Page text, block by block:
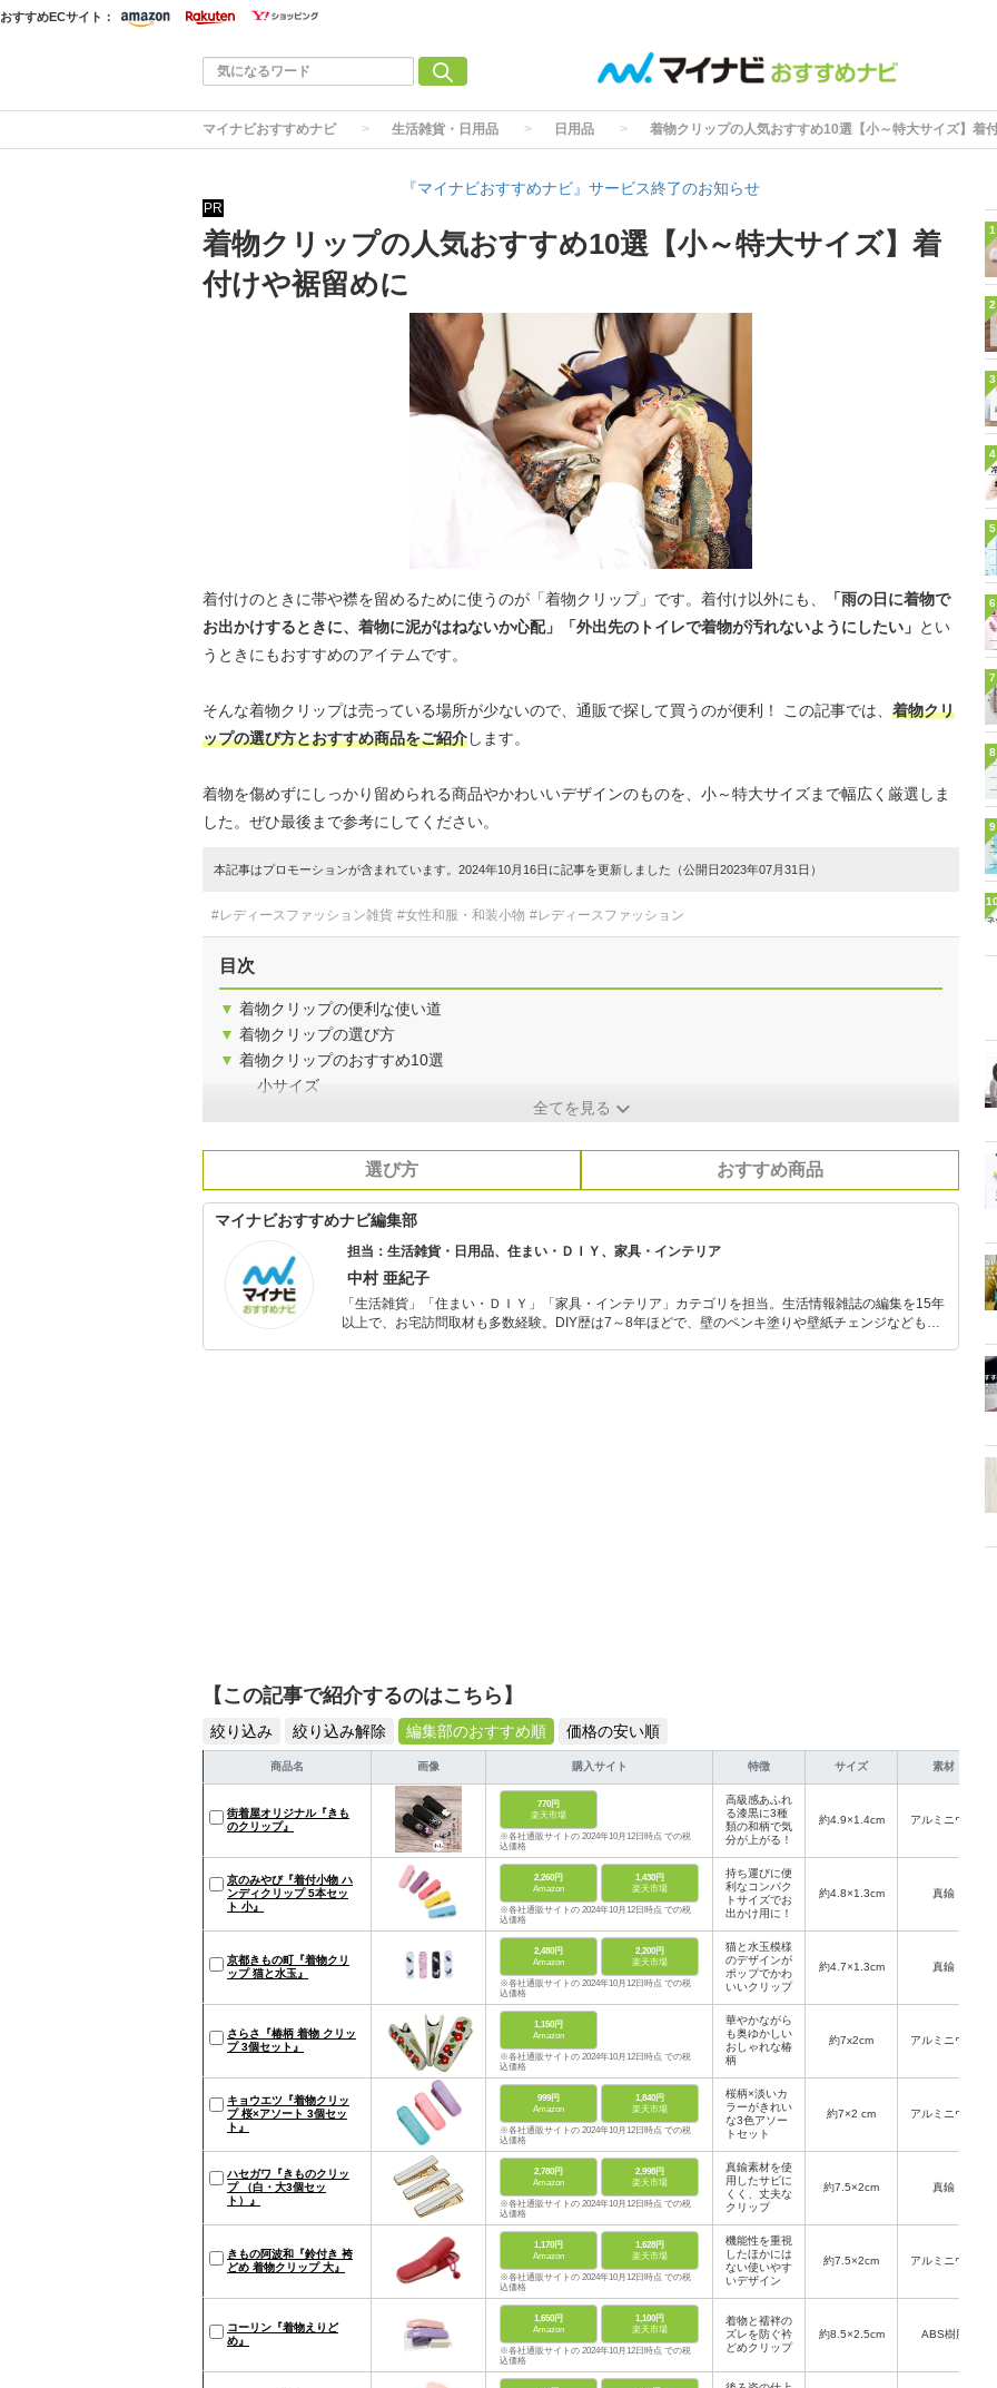
おすすめECサイト：
マイナビおすすめナビ 生活雑貨・日用品 日用品 着物クリップの人気おすすめ10選【小～特大サイズ】着
『マイナビおすすめナビ』サービス終了のお知らせ
PR
着物クリップの人気おすすめ10選【小～特大サイズ】着
付けや裾留めに
着付けのときに帯や襟を留めるために使うのが「着物クリップ」です。着付け以外にも、
「雨の日に着物で
お出かけするときに、着物に泥がはねないか心配」「外出先のトイレで着物が汚れないようにしたい」 とい
うときにもおすすめのアイテムです。
そんな着物クリップは売っている場所が少ないので、通販で探して買うのが便利！ この記事では、 着物クリ
ップの選び方とおすすめ商品をご紹介します。
着物を傷めずにしっかり留められる商品やかわいいデザインのものを、小～特大サイズまで幅広く厳選しま
した。ぜひ最後まで参考にしてください。
本記事はプロモーションが含まれています。2024年10月16日に記事を更新しました（公開日2023年07月31日）
#レディースファッション雑貨 #女性和服・和装小物 #レディースファッション
目次
▼ 着物クリップの便利な使い道
▼ 着物クリップの選び方
▼ 着物クリップのおすすめ10選
小サイズ
全てを見る
選び方 おすすめ商品
マイナビおすすめナビ編集部
担当：生活雑貨・日用品、住まい・ＤＩＹ、家具・インテリア
中村 亜紀子
「生活雑貨」「住まい・ＤＩＹ」「家具・インテリア」カテゴリを担当。生活情報雑誌の編集を15年
以上で、お宅訪問取材も多数経験。DIY歴は7～8年ほどで、壁のペンキ塗りや壁紙チェンジなどもチ
【この記事で紹介するのはこちら】
絞り込み 絞り込み解除 編集部のおすすめ順 価格の安い順
商品名 画像 購入サイト 特徴 サイズ 素材
街着屋オリジナル『きも
のクリップ』
770円
楽天市場
※各社通販サイトの 2024年10月12日時点 での税
込価格
高級感あふれ
る漆黒に3種
類の和柄で気
分が上がる！
約4.9×1.4cm アルミニウム
京のみやび『着付小物 ハ
ンディクリップ 5本セッ
ト 小』
2,260円
Amazon
1,430円
楽天市場
※各社通販サイトの 2024年10月12日時点 での税
込価格
持ち運びに便
利なコンパク
トサイズでお
出かけ用に！
約4.8×1.3cm 真鍮
京都きもの町『着物クリ
ップ 猫と水玉』
2,480円
Amazon
2,200円
楽天市場
※各社通販サイトの 2024年10月12日時点 での税
込価格
猫と水玉模様
のデザインが
ポップでかわ
いいクリップ
約4.7×1.3cm 真鍮
さらさ『椿柄 着物 クリッ
プ 3個セット』
1,150円
Amazon
※各社通販サイトの 2024年10月12日時点 での税
込価格
華やかながら
も奥ゆかしい
おしゃれな椿
柄
約7x2cm アルミニウム
キョウエツ『着物クリッ
プ 桜×アソート 3個セッ
ト』
999円
Amazon
1,840円
楽天市場
※各社通販サイトの 2024年10月12日時点 での税
込価格
桜柄×淡いカ
ラーがきれい
な3色アソー
トセット
約7×2 cm アルミニウム
ハセガワ『きものクリッ
プ （白・大3個セッ
ト）』
2,780円
Amazon
2,998円
楽天市場
※各社通販サイトの 2024年10月12日時点 での税
込価格
真鍮素材を使
用したサビに
くく、丈夫な
クリップ
約7.5×2cm 真鍮
きもの阿波和『鈴付き 袴
どめ 着物クリップ 大』
1,170円
Amazon
1,628円
楽天市場
※各社通販サイトの 2024年10月12日時点 での税
込価格
機能性を重視
したほかには
ない使いやす
いデザイン
約7.5×2cm アルミニウム
コーリン『着物えりど
め』
1,650円
Amazon
1,100円
楽天市場
※各社通販サイトの 2024年10月12日時点 での税
込価格
着物と襦袢の
ズレを防ぐ衿
どめクリップ
約8.5×2.5cm ABS樹脂
1
2
3
4
5
6
7
8
9